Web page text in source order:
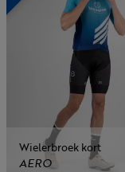
Wielerbroek kort
AERO